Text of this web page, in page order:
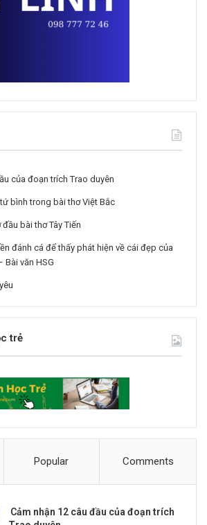
của đoạn trích Trao duyên
bình trong bài thơ Việt Bắc
bài thơ Tây Tiến
đánh cá để thấy phát hiện về cái đẹp của
Bài văn HSG
trẻ
Popular Comments
Cảm nhận 12 câu đầu của đoạn trích